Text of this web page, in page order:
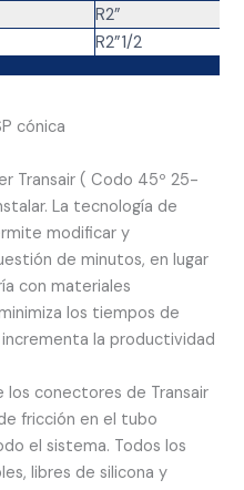
R2”
R2”1/2
cónica
Transair ( Codo 45º 25-
La tecnología de
modificar y
de minutos, en lugar
con materiales
los tiempos de
la productividad
los conectores de Transair
fricción en el tubo
el sistema. Todos los
libres de silicona y